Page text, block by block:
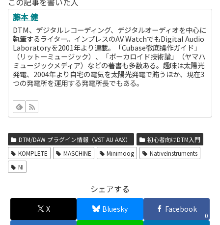
藤本 健
DTM、デジタルレコーディング、デジタルオーディオを中心に
執筆するライター。インプレスのAV WatchでもDigital Audio
Laboratoryを2001年より連載。「Cubase徹底操作ガイド」
（リットーミュージック）、「ボーカロイド技術論」（ヤマハ
ミュージックメディア）などの著書も多数ある。趣味は太陽光
発電、2004年より自宅の電気を太陽光発電で賄うほか、現在3
つの発電所を運用する発電所長でもある。
DTM/DAW プラグイン情報（VST AU AAX）
初心者向けDTM入門
KOMPLETE
MASCHINE Minimoog
NativeInstruments
NI
シェアする
X Bluesky Facebook
0